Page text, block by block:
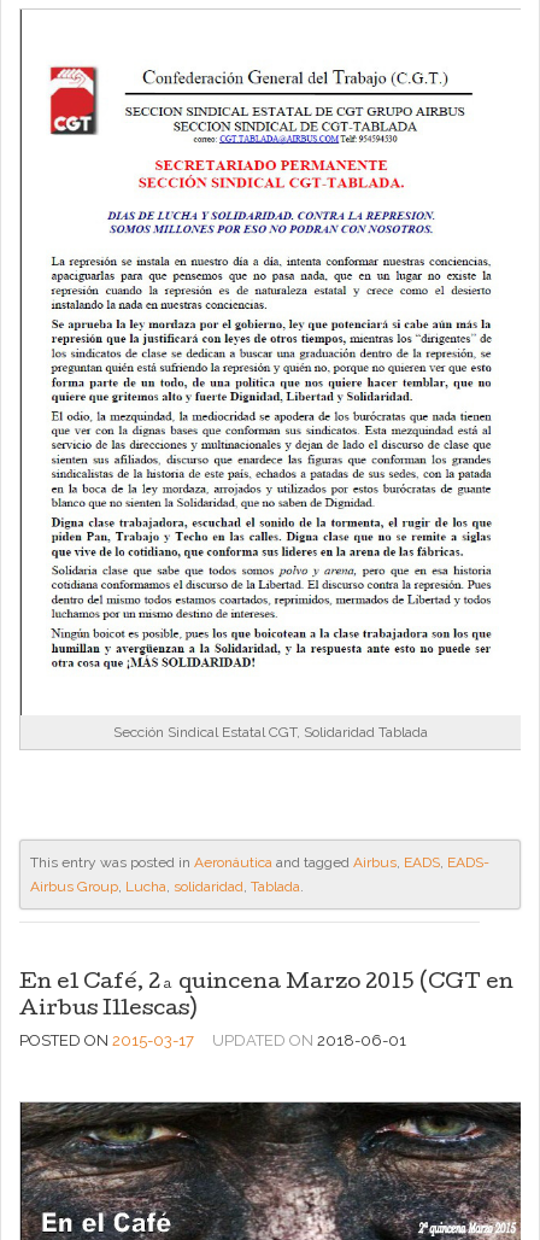
Sección Sindical Estatal CGT, Solidaridad Tablada
This entry was posted in Aeronáutica and tagged Airbus, EADS, EADS-
Airbus Group, Lucha, solidaridad, Tablada.
En el Café, 2ª quincena Marzo 2015 (CGT en
Airbus Illescas)
POSTED ON 2015-03-17 UPDATED ON 2018-06-01